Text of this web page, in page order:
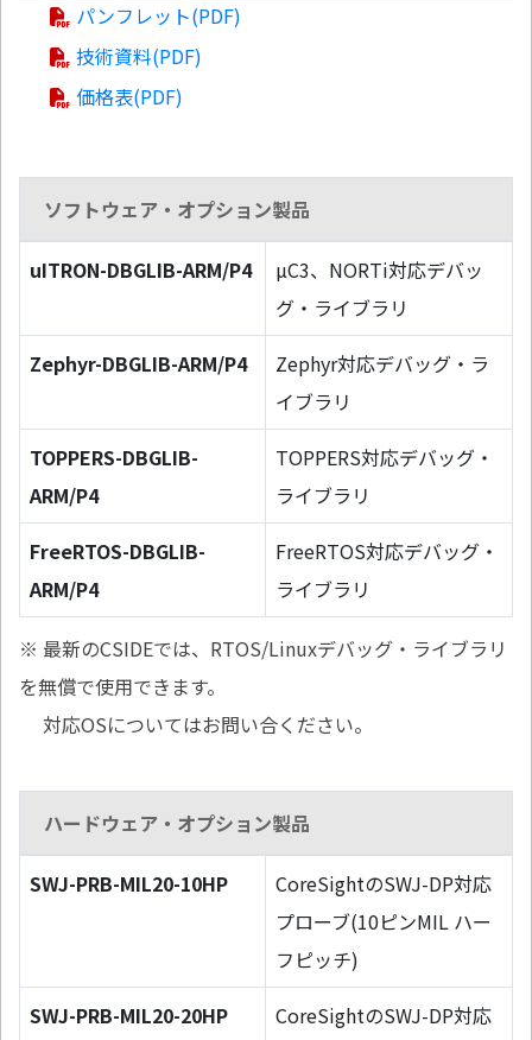
パンフレット(PDF)
技術資料(PDF)
価格表(PDF)
ソフトウェア・オプション製品
uITRON-DBGLIB-ARM/P4
µC3、NORTi対応デバッ
グ・ライブラリ
Zephyr-DBGLIB-ARM/P4
Zephyr対応デバッグ・ラ
イブラリ
TOPPERS-DBGLIB-
ARM/P4
TOPPERS対応デバッグ・
ライブラリ
FreeRTOS-DBGLIB-
ARM/P4
FreeRTOS対応デバッグ・
ライブラリ
※ 最新のCSIDEでは、RTOS/Linuxデバッグ・ライブラリ
を無償で使用できます。
対応OSについてはお問い合ください。
ハードウェア・オプション製品
SWJ-PRB-MIL20-10HP
CoreSightのSWJ-DP対応
プローブ(10ピンMIL ハー
フピッチ)
SWJ-PRB-MIL20-20HP
CoreSightのSWJ-DP対応